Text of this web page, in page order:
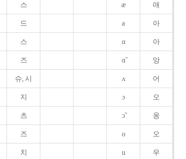
스 æ 애
드 a 아
스 ɑ 아
즈 ɑ̃ 앙
슈, 시 ʌ 어
지 ɔ 오
츠 ɔ̃ 옹
즈 o 오
치 u 우